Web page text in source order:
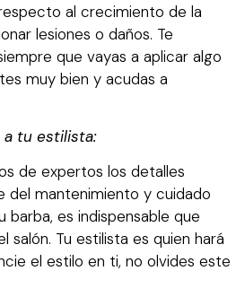
al crecimiento de la
lesiones o daños. Te
que vayas a aplicar algo
muy bien y acudas a
a tu estilista:
de expertos los detalles
del mantenimiento y cuidado
barba, es indispensable que
salón. Tu estilista es quien hará
el estilo en ti, no olvides este